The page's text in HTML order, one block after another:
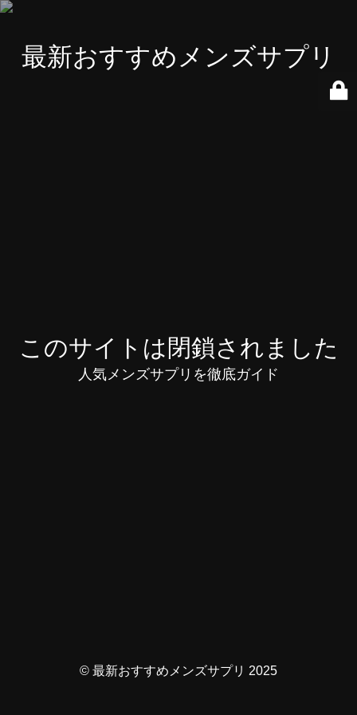
最新おすすめメンズサプリ
このサイトは閉鎖されました
人気メンズサプリを徹底ガイド
© 最新おすすめメンズサプリ 2025